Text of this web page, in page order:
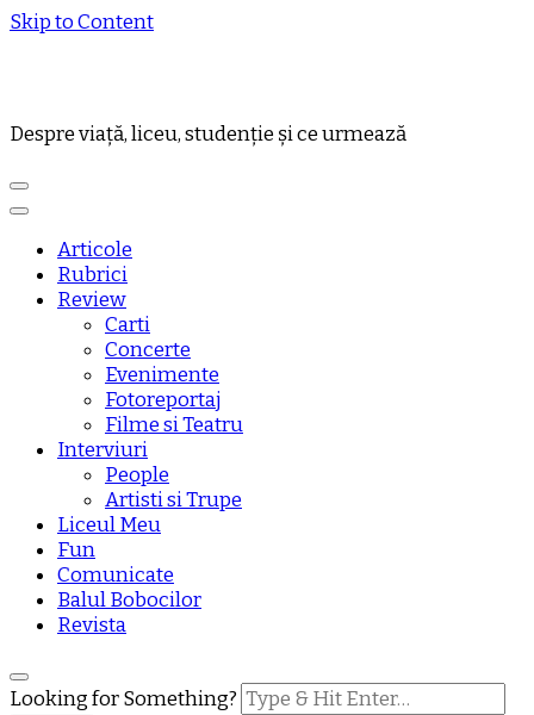
Skip to Content
Despre viață, liceu, studenție și ce urmează
Articole
Rubrici
Review
Carti
Concerte
Evenimente
Fotoreportaj
Filme si Teatru
Interviuri
People
Artisti si Trupe
Liceul Meu
Fun
Comunicate
Balul Bobocilor
Revista
Looking for Something?